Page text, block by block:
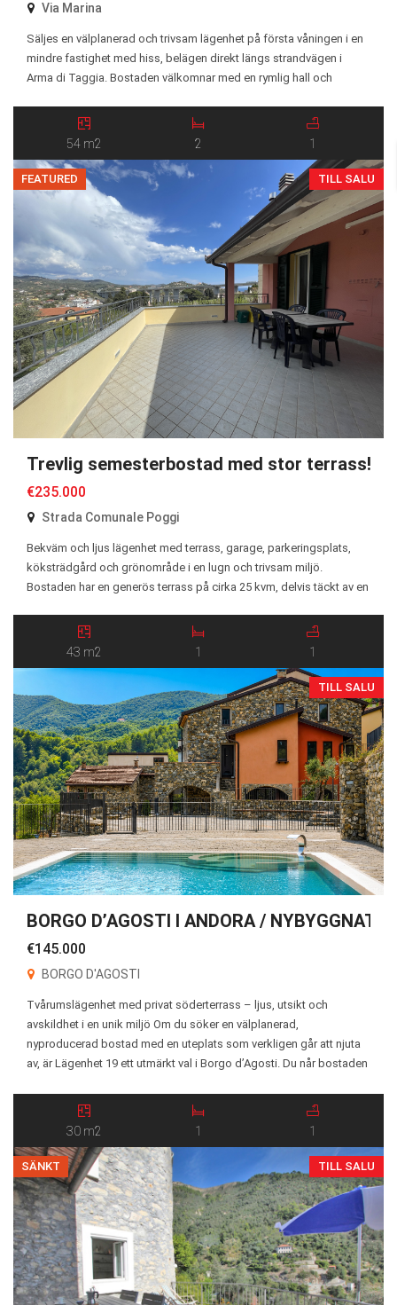
Via Marina
Säljes en välplanerad och trivsam lägenhet på första våningen i en
mindre fastighet med hiss, belägen direkt längs strandvägen i
Arma di Taggia. Bostaden välkomnar med en rymlig hall och
planlösning med vardagsrum, ett badrum samt en balkong med fin
havsutsikt – perfekt för […]
54 m2 2 1
FEATURED TILL SALU
Trevlig semesterbostad med stor terrass!
€235.000
Strada Comunale Poggi
Bekväm och ljus lägenhet med terrass, garage, parkeringsplats,
köksträdgård och grönområde i en lugn och trivsam miljö.
Bostaden har en generös terrass på cirka 25 kvm, delvis täckt av en
idealisk för att njuta av utomhuslivet året runt. Tack vare sitt goda
läge har lägenheten ett […]
43 m2 1 1
TILL SALU
BORGO D’AGOSTI I ANDORA /
€145.000
BORGO D'AGOSTI
Tvårumslägenhet med privat söderterrass – ljus, utsikt och
avskildhet i en unik miljö Om du söker en välplanerad,
nyproducerad bostad med en uteplats som verkligen går att njuta
av, är Lägenhet 19 ett utmärkt val i Borgo d’Agosti. Du når bostaden
etapper. Redan vid ankomsten […]
30 m2 1 1
SÄNKT TILL SALU